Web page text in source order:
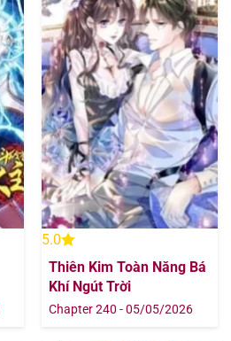
12/08/2025
12/08/2025
12/08/2025
12/08/2025
12/08/2025
12/08/2025
12/08/2025
5.0
Thiên Kim Toàn Năng Bá
Khí Ngút Trời
Chapter 240 - 05/05/2026